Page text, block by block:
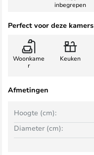
inbegrepen
Perfect voor deze kamers
Woonkame
r
Keuken
Afmetingen
Hoogte (cm):
Diameter (cm):